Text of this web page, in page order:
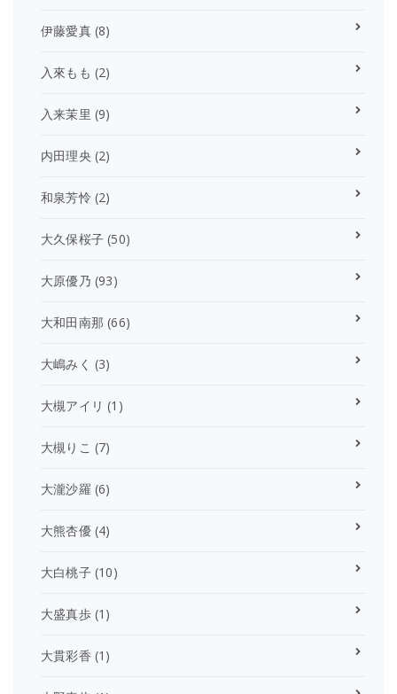
伊藤愛真(8)
入來もも (2)
入来茉里 (9)
内田理央 (2)
和泉芳怜 (2)
大久保桜子 (50)
大原優乃 (93)
大和田南那 (66)
大嶋みく (3)
大槻アイリ (1)
大槻りこ (7)
大瀧沙羅 (6)
大熊杏優(4)
大白桃子(10)
大盛真歩(1)
大貫彩香 (1)